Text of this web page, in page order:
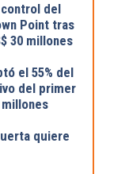
del
Point tras
30 millones
el 55% del
del primer
quiere